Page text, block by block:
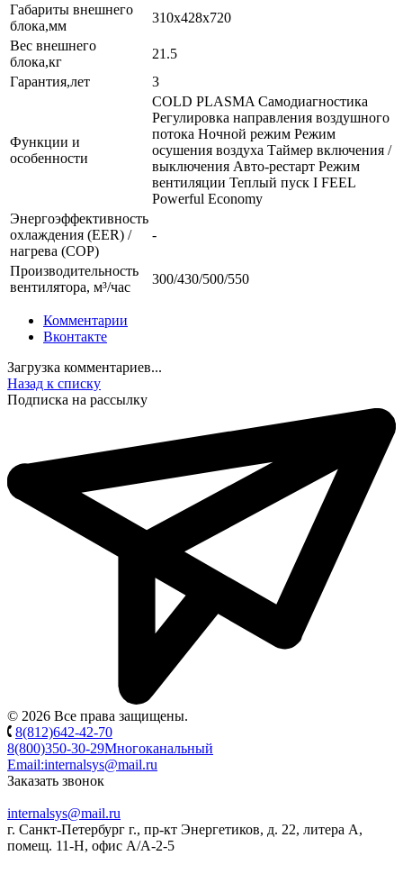
Габариты внешнего
блока,мм
310x428x720
Вес внешнего
блока,кг
21.5
Гарантия,лет
3
Функции и
особенности
COLD PLASMA Самодиагностика
Регулировка направления воздушного
потока Ночной режим Режим
осушения воздуха Таймер включения /
выключения Авто-рестарт Режим
вентиляции Теплый пуск I FEEL
Powerful Economy
Энергоэффективность
охлаждения (EER) /
нагрева (COP)
-
Производительность
вентилятора, м³/час
300/430/500/550
Комментарии
Вконтакте
Загрузка комментариев...
Назад к списку
Подписка на рассылку
© 2026 Все права защищены.
8(812)642-42-70
8(800)350-30-29Многоканальный
Email:internalsys@mail.ru
Заказать звонок
internalsys@mail.ru
г. Санкт-Петербург г., пр-кт Энергетиков, д. 22, литера А,
помещ. 11-Н, офис А/А-2-5